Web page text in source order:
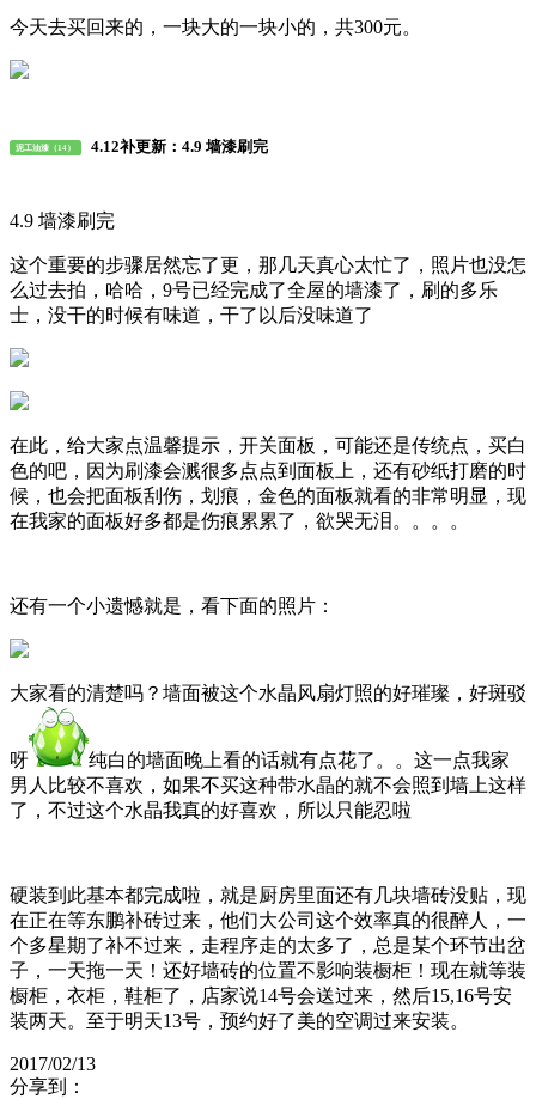
今天去买回来的，一块大的一块小的，共300元。
泥工油漆（14） 4.12补更新：4.9 墙漆刷完
4.9 墙漆刷完
这个重要的步骤居然忘了更，那几天真心太忙了，照片也没怎
么过去拍，哈哈，9号已经完成了全屋的墙漆了，刷的多乐
士，没干的时候有味道，干了以后没味道了
在此，给大家点温馨提示，开关面板，可能还是传统点，买白
色的吧，因为刷漆会溅很多点点到面板上，还有砂纸打磨的时
候，也会把面板刮伤，划痕，金色的面板就看的非常明显，现
在我家的面板好多都是伤痕累累了，欲哭无泪。。。。
还有一个小遗憾就是，看下面的照片：
大家看的清楚吗？墙面被这个水晶风扇灯照的好璀璨，好斑驳
呀
纯白的墙面晚上看的话就有点花了。。这一点我家
男人比较不喜欢，如果不买这种带水晶的就不会照到墙上这样
了，不过这个水晶我真的好喜欢，所以只能忍啦
硬装到此基本都完成啦，就是厨房里面还有几块墙砖没贴，现
在正在等东鹏补砖过来，他们大公司这个效率真的很醉人，一
个多星期了补不过来，走程序走的太多了，总是某个环节出岔
子，一天拖一天！还好墙砖的位置不影响装橱柜！现在就等装
橱柜，衣柜，鞋柜了，店家说14号会送过来，然后15,16号安
装两天。至于明天13号，预约好了美的空调过来安装。
2017/02/13
分享到：